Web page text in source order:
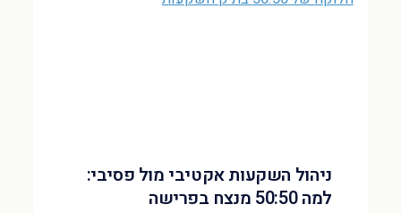
ניהול השקעות אקטיבי מול פסיבי:
למה 50:50 מנצח בפרישה